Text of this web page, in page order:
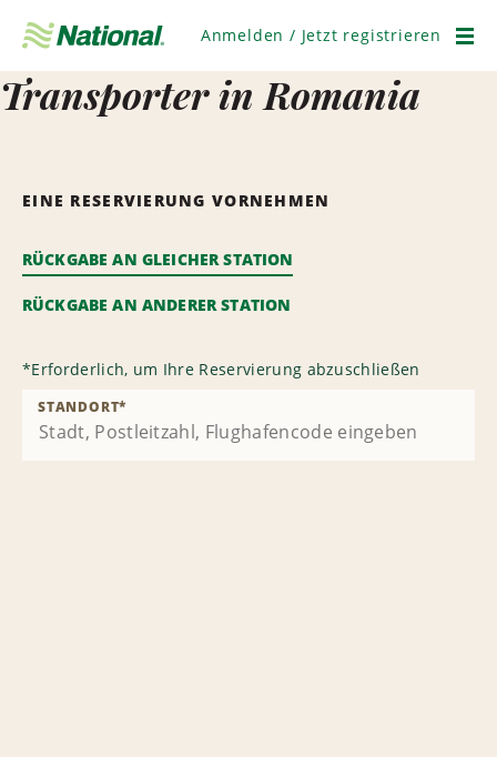
überspringen
Anmelden / Jetzt registrieren
Transporter in Romania
EINE RESERVIERUNG VORNEHMEN
RÜCKGABE AN GLEICHER STATION
RÜCKGABE AN ANDERER STATION
*Erforderlich, um Ihre Reservierung abzuschließen
STANDORT*